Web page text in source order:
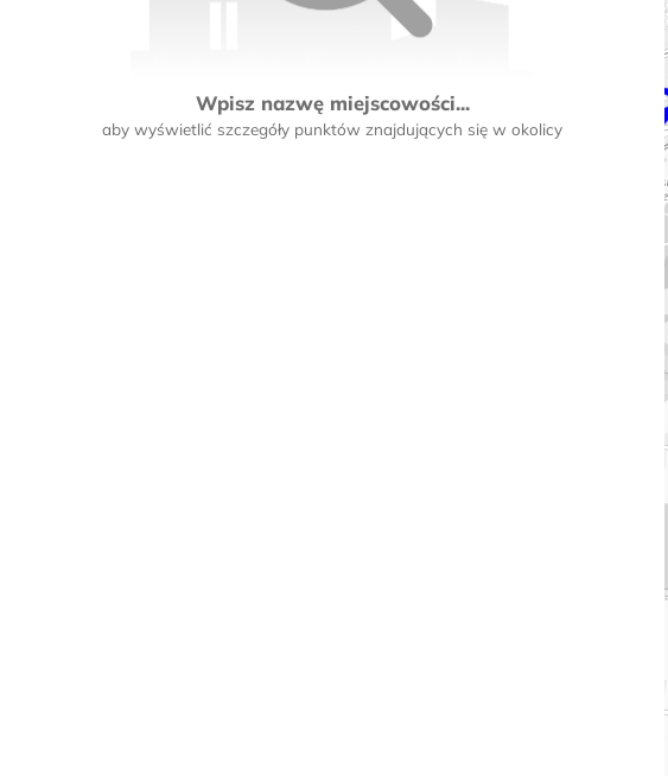
Wpisz nazwę miejscowości...
aby wyświetlić szczegóły punktów znajdujących się w okolicy